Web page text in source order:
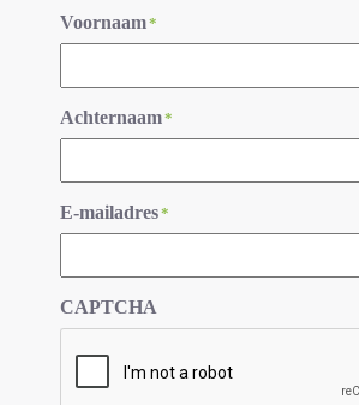
Voornaam*
Achternaam*
E-mailadres*
CAPTCHA